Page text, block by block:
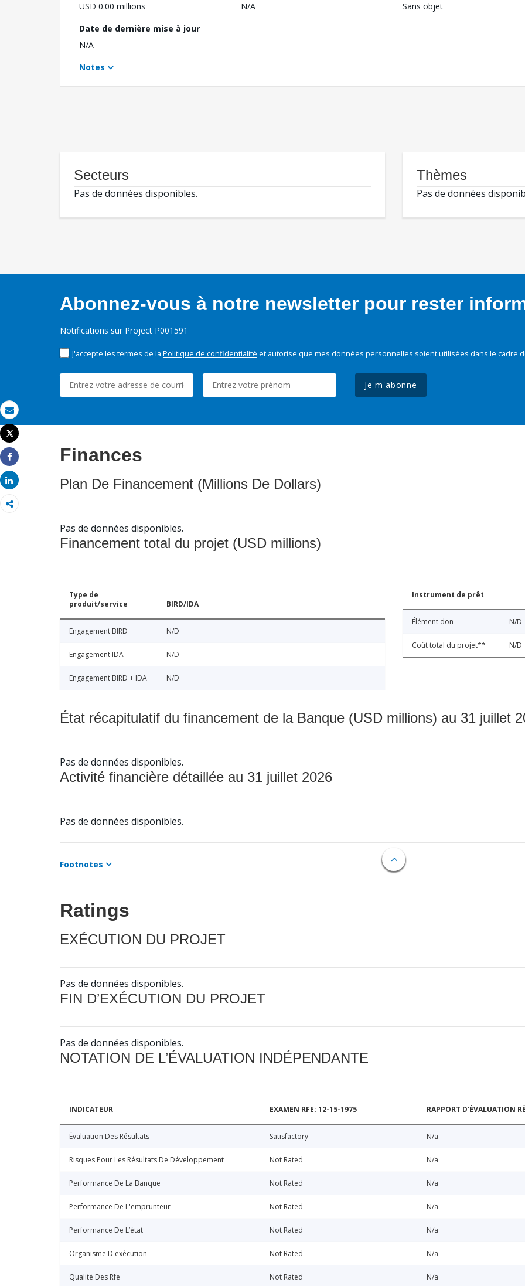
Email
Imprimer
Tweet
Share
Share
USD 0.00 millions
N/A
Sans objet
Date de dernière mise à jour
N/A
Notes
Secteurs
Pas de données disponibles.
Thèmes
Pas de données
Abonnez-vous à notre newsletter pour rester
Notifications sur Project P001591
J'accepte les termes de la Politique de confidentialité et autorise que mes données personnelles soient utilisées dans le cadre
Je m'abonne
Finances
Plan De Financement (Millions De Dollars)
Pas de données disponibles.
Financement total du projet (USD millions)
Type de
produit/service
BIRD/IDA
Engagement BIRD N/D
Engagement IDA N/D
Engagement BIRD + IDA N/D
Instrument de prêt
Élément don N/D
Coût total du projet** N/D
État récapitulatif du financement de la Banque (USD millions) au 31 juillet
Pas de données disponibles.
Activité financière détaillée au 31 juillet 2026
Pas de données disponibles.
Footnotes
Ratings
EXÉCUTION DU PROJET
Pas de données disponibles.
FIN D’EXÉCUTION DU PROJET
Pas de données disponibles.
NOTATION DE L’ÉVALUATION INDÉPENDANTE
INDICATEUR EXAMEN RFE: 12-15-1975 RAPPORT D’ÉVALUATION
Évaluation Des Résultats Satisfactory N/a
Risques Pour Les Résultats De Développement Not Rated N/a
Performance De La Banque Not Rated N/a
Performance De L'emprunteur Not Rated N/a
Performance De L’état Not Rated N/a
Organisme D'exécution Not Rated N/a
Qualité Des Rfe Not Rated N/a